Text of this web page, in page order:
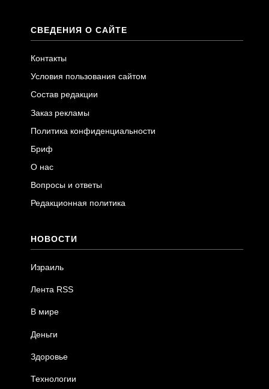
СВЕДЕНИЯ О САЙТЕ
Контакты
Условия пользования сайтом
Состав редакции
Заказ рекламы
Политика конфиденциальности
Бриф
О нас
Вопросы и ответы
Редакционная политика
НОВОСТИ
Израиль
Лента RSS
В мире
Деньги
Здоровье
Технологии